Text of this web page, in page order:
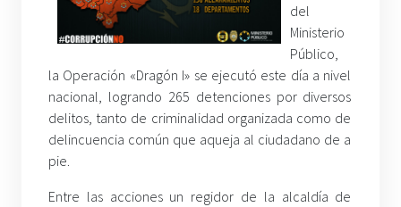
del
Ministerio
Público,
la Operación «Dragón I» se ejecutó este día a nivel
nacional, logrando 265 detenciones por diversos
delitos, tanto de criminalidad organizada como de
delincuencia común que aqueja al ciudadano de a
pie.
Entre las acciones un regidor de la alcaldía de